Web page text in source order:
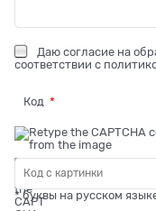
Даю согласие на
соответствии с
Код
* буквы на русском